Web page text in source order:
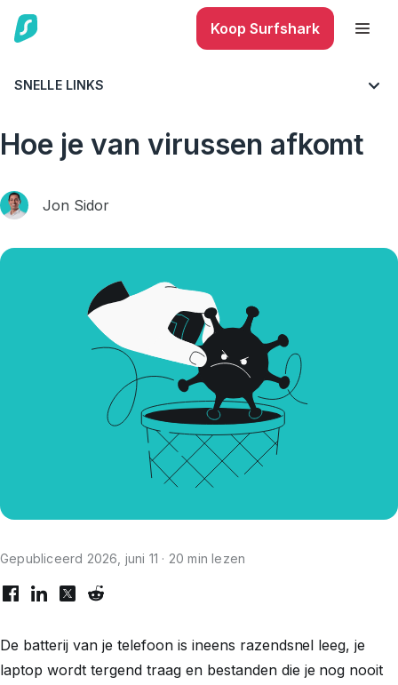
Koop Surfshark
SNELLE LINKS
BLOG CYBERBEVEILIGING
Hoe je van virussen afkomt
Jon Sidor
Gepubliceerd 2026, juni 11 · 20 min lezen
De batterij van je telefoon is ineens razendsnel leeg, je
laptop wordt tergend traag en bestanden die je nog nooit